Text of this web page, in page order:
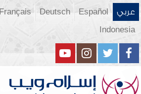
عربي Español
Deutsch
Français
Indonesia